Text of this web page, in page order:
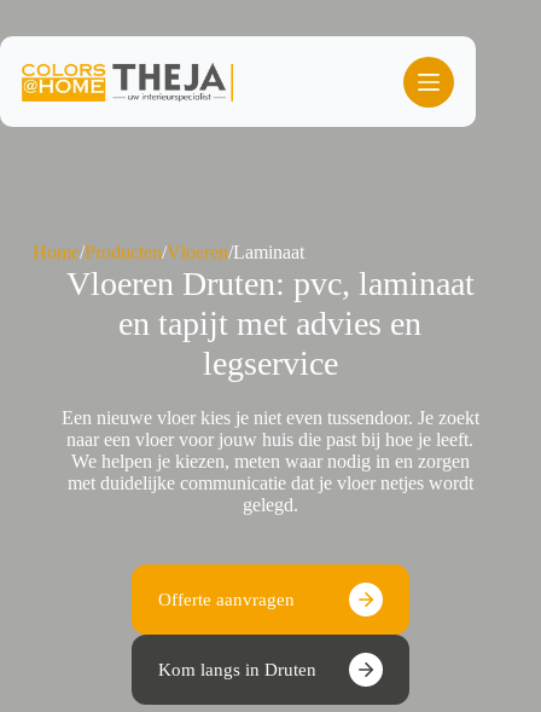
de
inhoud
Home/Producten/Vloeren/Laminaat
Vloeren Druten: pvc, laminaat
en tapijt met advies en
legservice
Een nieuwe vloer kies je niet even tussendoor. Je zoekt
naar een vloer voor jouw huis die past bij hoe je leeft.
We helpen je kiezen, meten waar nodig in en zorgen
met duidelijke communicatie dat je vloer netjes wordt
gelegd.
Offerte aanvragen
Kom langs in Druten